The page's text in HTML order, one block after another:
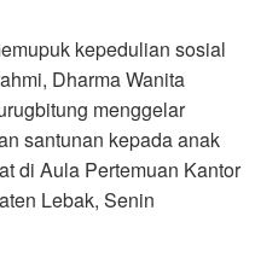
kepedulian sosial
Dharma Wanita
menggelar
santunan kepada anak
di Aula Pertemuan Kantor
Lebak, Senin